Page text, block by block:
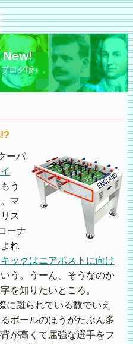
New!
ログ版）。
ーパ
う
マ
ス
ーナ
れ
ックはニアポストに向け
う。うーん、そうなのか
を知りたいところ。
に蹴られている数でいえ
ボールのほうがたぶん多
が高くて屈強な選手をフ